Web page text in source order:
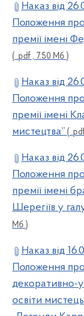
Наказ від
Положення
премії імені
( .pdf , 7.50 Мб )
Наказ від
Положення
премії імені
мистецтва” (
Наказ від
Положення
премії імені
Шерегіїв у
Мб )
Наказ від
Положення
декоративно-
освіти